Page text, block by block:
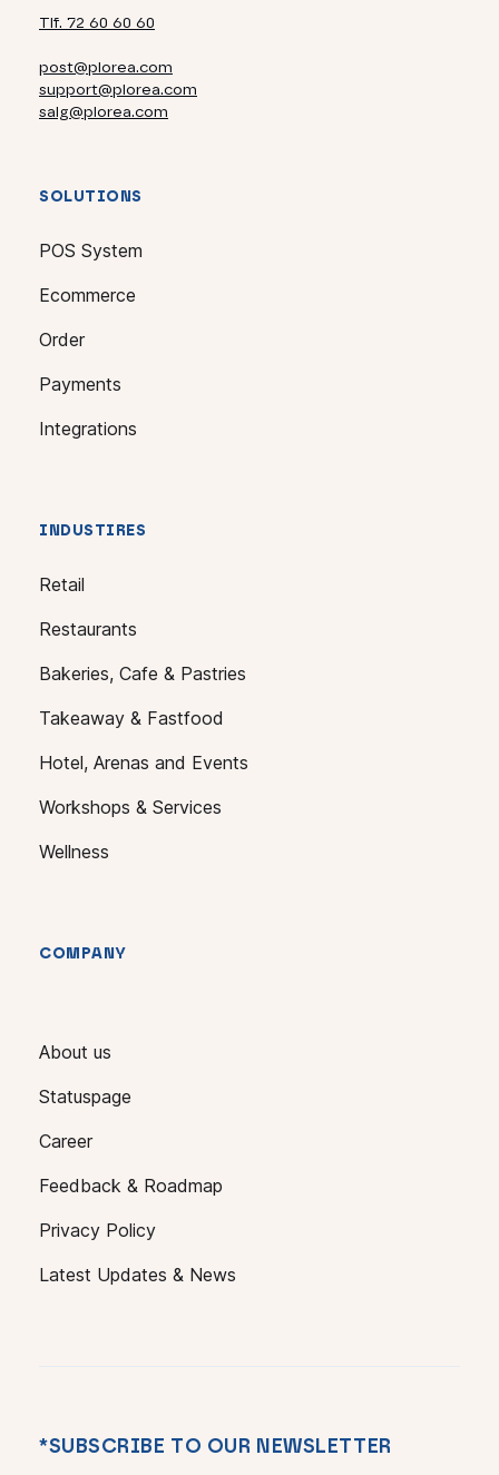
Tlf. 72 60 60 60
post@plorea.com
support@plorea.com
salg@plorea.com
SOLUTIONS
POS System
Ecommerce
Order
Payments
Integrations
INDUSTIRES
Retail
Restaurants
Bakeries, Cafe & Pastries
Takeaway & Fastfood
Hotel, Arenas and Events
Workshops & Services
Wellness
COMPANY
About us
Statuspage
Career
Feedback & Roadmap
Privacy Policy
Latest Updates & News
*SUBSCRIBE TO OUR NEWSLETTER